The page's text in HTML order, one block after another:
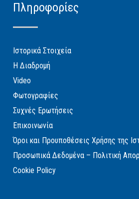
Πληροφορίες
Ιστορικά Στοιχεία
Η Διαδρομή
Video
Φωτογραφίες
Συχνές Ερωτήσεις
Επικοινωνία
Όροι και Προυποθέσεις Χρήσης της
Προσωπικά Δεδομένα – Πολιτική
Cookie Policy